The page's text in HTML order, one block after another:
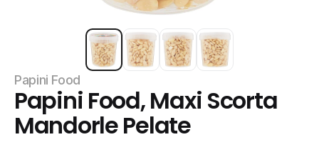
Papini Food
Papini Food, Maxi Scorta
Mandorle Pelate